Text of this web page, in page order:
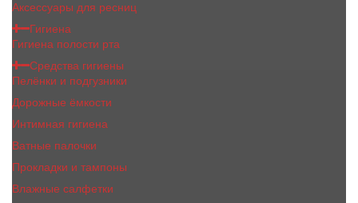
Аксессуары для ресниц
Гигиена
Гигиена полости рта
Средства гигиены
Пелёнки и подгузники
Дорожные ёмкости
Интимная гигиена
Ватные палочки
Прокладки и тампоны
Влажные салфетки